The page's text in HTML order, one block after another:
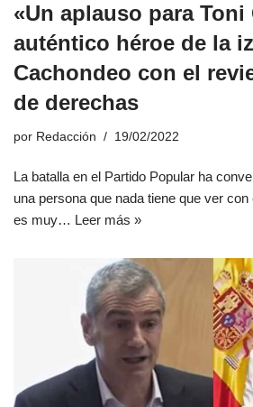
«Un aplauso para Toni
auténtico héroe de la
Cachondeo con el
de derechas
por Redacción 19/02/2022
La batalla en el Partido Popular ha
una persona que nada tiene que ver
es muy… Leer más »